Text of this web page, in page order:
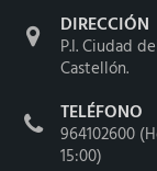
DIRECCIÓN
P.I. Ciudad
Castellón.
TELÉFONO
964102600
15:00)